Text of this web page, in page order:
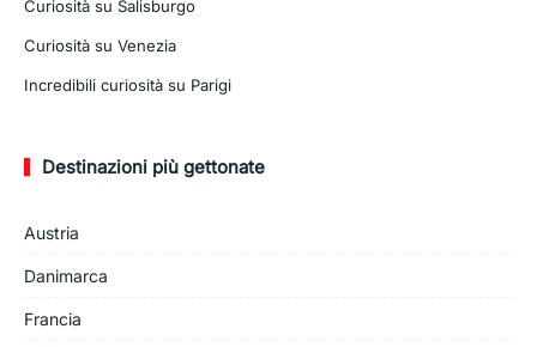
Curiosità su Salisburgo
Curiosità su Venezia
Incredibili curiosità su Parigi
Destinazioni più gettonate
Austria
Danimarca
Francia